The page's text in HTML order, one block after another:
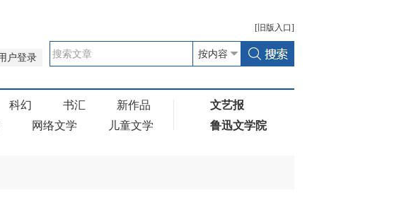
[ 旧版 入口]
户登录
科幻 书汇
新作品
网络文学 儿童文学
文艺报
鲁迅文学院